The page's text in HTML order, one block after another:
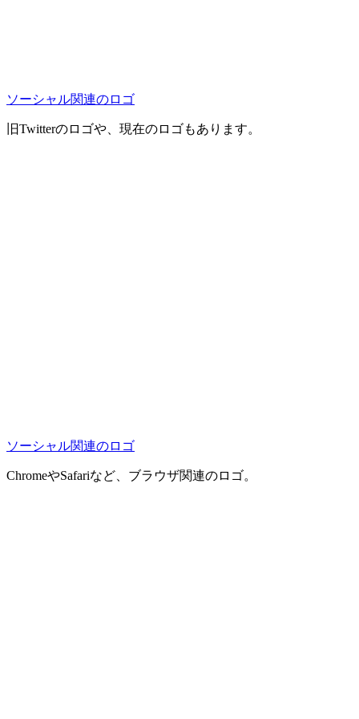
ソーシャル関連のロゴ
旧Twitterのロゴや、現在のロゴもあります。
ソーシャル関連のロゴ
ChromeやSafariなど、ブラウザ関連のロゴ。